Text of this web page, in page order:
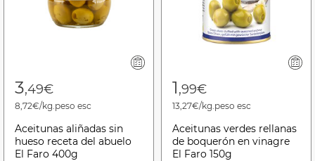
3,49€
8,72€/kg.peso esc
Aceitunas aliñadas sin
hueso receta del abuelo
El Faro 400g
1,99€
13,27€/kg.peso esc
Aceitunas verdes rellanas
de boquerón en vinagre
El Faro 150g